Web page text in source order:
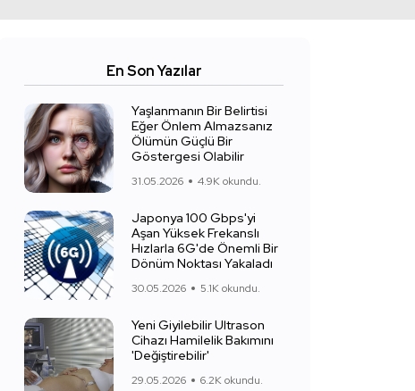
En Son Yazılar
Yaşlanmanın Bir Belirtisi
Eğer Önlem Almazsanız
Ölümün Güçlü Bir
Göstergesi Olabilir
31.05.2026 4.9K okundu.
Japonya 100 Gbps'yi
Aşan Yüksek Frekanslı
Hızlarla 6G'de Önemli Bir
Dönüm Noktası Yakaladı
30.05.2026 5.1K okundu.
Yeni Giyilebilir Ultrason
Cihazı Hamilelik Bakımını
'Değiştirebilir'
29.05.2026 6.2K okundu.